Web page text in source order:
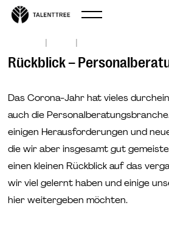
Rückblick –
Das Corona-Jahr hat vieles
auch die
einigen Herausforderungen und
die wir aber insgesamt gut
einen kleinen Rückblick auf das
wir viel gelernt haben und einige
hier weitergeben möchten.